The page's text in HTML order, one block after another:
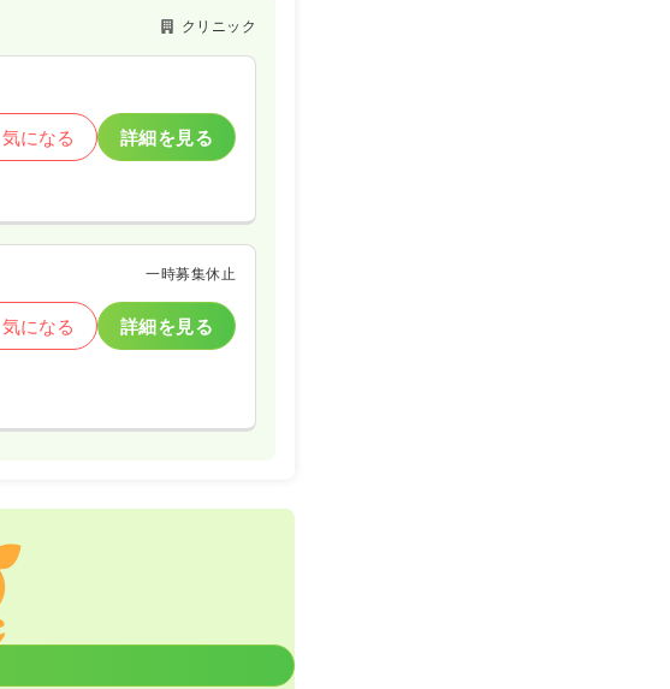
一時募集休止
クリニック
気になる 詳細を見る
一時募集休止
気になる 詳細を見る